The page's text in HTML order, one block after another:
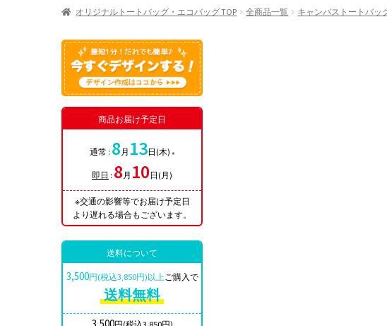
オリジナルトートバッグ・エコバッグ TOP 全商品一覧 キャンバストートバッ
商品お届け予定日
通常 : 8 月 13日(木) ※
即日 : 8 月 10 日(月)
※交通の影響等でお届け予定日
より遅れる場合もございます。
送料について
3,500円(税込3,850円)以上ご購入で
送料無料